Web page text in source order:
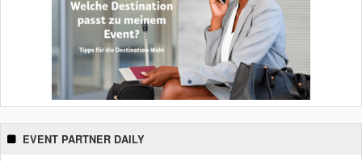
EVENT PARTNER DAILY